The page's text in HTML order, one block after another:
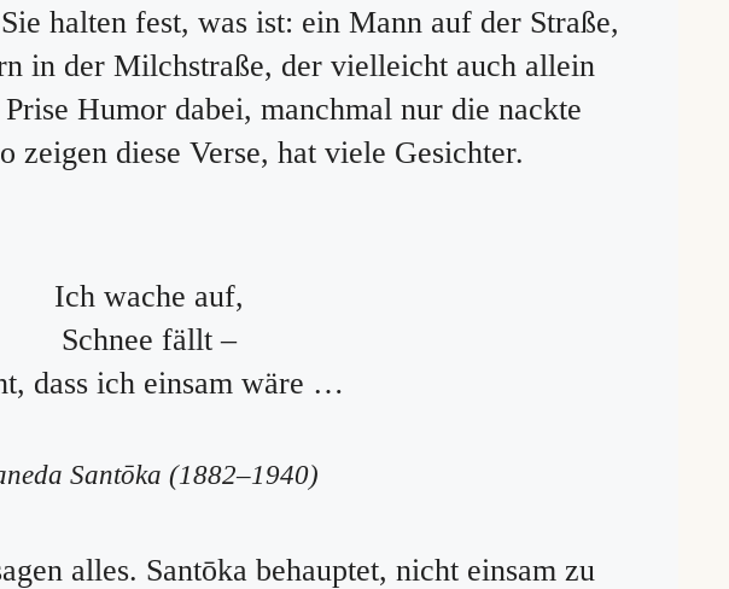
halten fest, was ist: ein Mann auf der Straße,
in der Milchstraße, der vielleicht auch allein
Humor dabei, manchmal nur die nackte
zeigen diese Verse, hat viele Gesichter.
Ich wache auf,
Schnee fällt –
dass ich einsam wäre …
Santōka (1882–1940)
alles. Santōka behauptet, nicht einsam zu